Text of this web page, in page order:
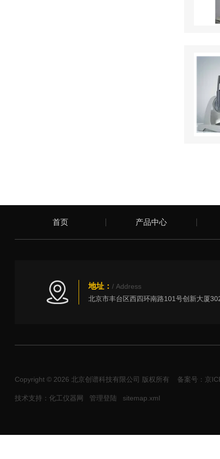
首页 产品中心
地址： / Address
Copyright © 2026 北京创谱科技有限公司 版权所有 备案号：京
技术支持：化工仪器网 管理登陆 sitemap.xml